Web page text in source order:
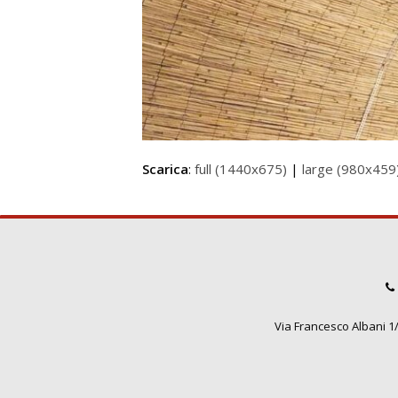
Scarica: full (1440x675) | large
Via Francesco Albani 1/